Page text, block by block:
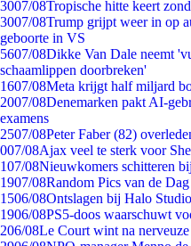
3007/08Tropische hitte keert
3007/08Trump grijpt weer in op
geboorte in VS
5607/08Dikke Van Dale neemt
schaamlippen doorbreken'
1607/08Meta krijgt half miljard
2007/08Denemarken pakt AI-
examens
2507/08Peter Faber (82)
007/08Ajax veel te sterk voor
107/08Nieuwkomers schitteren
1907/08Random Pics van de
1506/08Ontslagen bij Halo
1906/08PS5-doos waarschuwt
206/08Le Court wint na